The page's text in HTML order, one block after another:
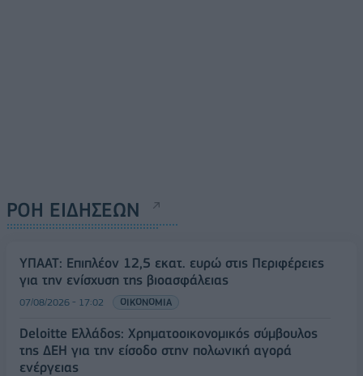
ΡΟΗ ΕΙΔΗΣΕΩΝ
ΥΠΑΑΤ: Επιπλέον 12,5 εκατ. ευρώ στις Περιφέρειες
για την ενίσχυση της βιοασφάλειας
07/08/2026 - 17:02 ΟΙΚΟΝΟΜΙΑ
Deloitte Ελλάδος: Χρηματοοικονομικός σύμβουλος
της ΔΕΗ για την είσοδο στην πολωνική αγορά
ενέργειας